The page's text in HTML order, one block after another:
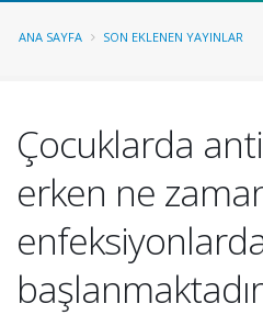
ANA SAYFA SON EKLENEN YAYINLAR
Çocuklarda
erken ne